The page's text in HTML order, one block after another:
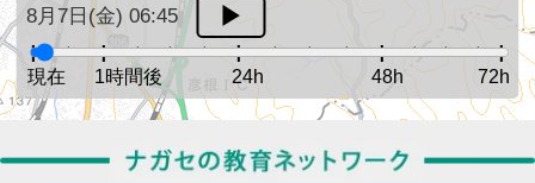
8月7日(金) 06:45
現在 1時間後 24h 48h 72h